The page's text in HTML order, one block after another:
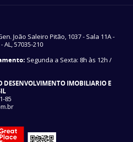
João Saleiro Pitão, 1037 - Sala 11A -
57035-210
Segunda a Sexta: 8h às 12h /
DESENVOLVIMENTO IMOBILIARIO E
85